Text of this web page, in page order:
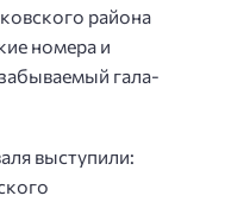
района
номера и
гала-
выступили: